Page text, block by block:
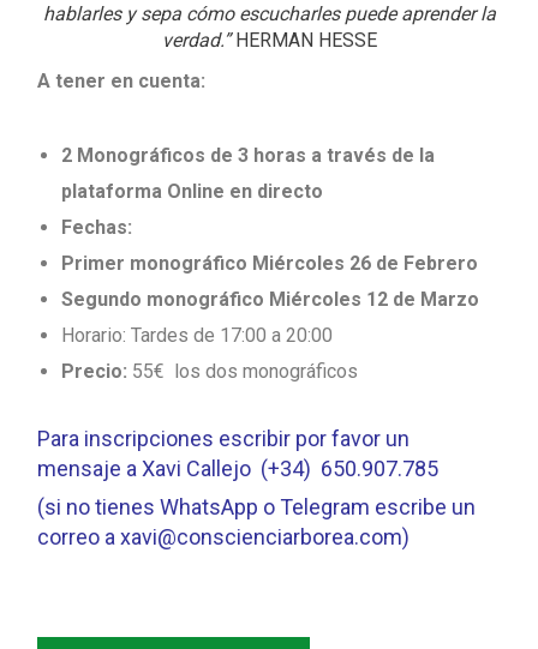
hablarles y sepa cómo escucharles puede aprender la
verdad.”HERMAN HESSE
A tener en cuenta:
2 Monográficos de 3 horas a través de la
plataforma Online en directo
Fechas:
Primer monográfico Miércoles 26 de Febrero
Segundo monográfico Miércoles 12 de Marzo
Horario: Tardes de 17:00 a 20:00
Precio: 55€ los dos monográficos
Para inscripciones escribir por favor un
mensaje a Xavi Callejo (+34) 650.907.785
(si no tienes WhatsApp o Telegram escribe un
correo a xavi@conscienciarborea.com)